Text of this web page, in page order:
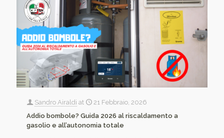
Sandro Airaldi at
21 Febbraio, 2026
Addio bombole? Guida 2026 al riscaldamento a
gasolio e all’autonomia totale